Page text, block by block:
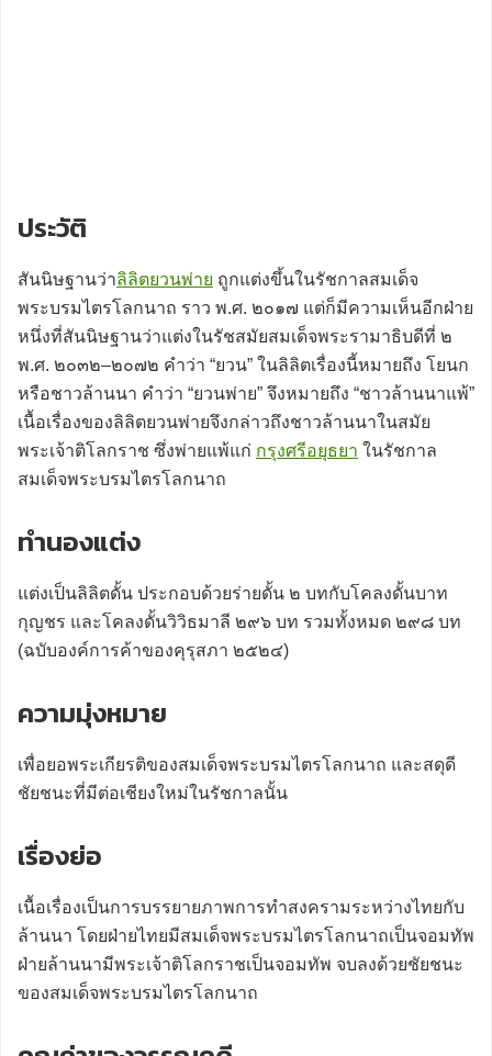
ประวัติ
สันนิษฐานว่าลิลิตยวนพ่าย ถูกแต่งขึ้นในรัชกาลสมเด็จ
พระบรมไตรโลกนาถ ราว พ.ศ. ๒๐๑๗ แต่ก็มีความเห็นอีกฝ่าย
หนึ่งที่สันนิษฐานว่าแต่งในรัชสมัยสมเด็จพระรามาธิบดีที่ ๒
พ.ศ. ๒๐๓๒–๒๐๗๒ คำว่า “ยวน” ในลิลิตเรื่องนี้หมายถึง โยนก
หรือชาวล้านนา คำว่า “ยวนพ่าย” จึงหมายถึง “ชาวล้านนาแพ้”
เนื้อเรื่องของลิลิตยวนพ่ายจึงกล่าวถึงชาวล้านนาในสมัย
พระเจ้าติโลกราช ซึ่งพ่ายแพ้แก่ กรุงศรีอยุธยา ในรัชกาล
สมเด็จพระบรมไตรโลกนาถ
ทำนองแต่ง
แต่งเป็นลิลิตดั้น ประกอบด้วยร่ายดั้น ๒ บทกับโคลงดั้นบาท
กุญชร และโคลงดั้นวิวิธมาลี ๒๙๖ บท รวมทั้งหมด ๒๙๘ บท
(ฉบับองค์การค้าของคุรุสภา ๒๕๒๔)
ความมุ่งหมาย
เพื่อยอพระเกียรติของสมเด็จพระบรมไตรโลกนาถ และสดุดี
ชัยชนะที่มีต่อเชียงใหม่ในรัชกาลนั้น
เรื่องย่อ
เนื้อเรื่องเป็นการบรรยายภาพการทำสงครามระหว่างไทยกับ
ล้านนา โดยฝ่ายไทยมีสมเด็จพระบรมไตรโลกนาถเป็นจอมทัพ
ฝ่ายล้านนามีพระเจ้าติโลกราชเป็นจอมทัพ จบลงด้วยชัยชนะ
ของสมเด็จพระบรมไตรโลกนาถ